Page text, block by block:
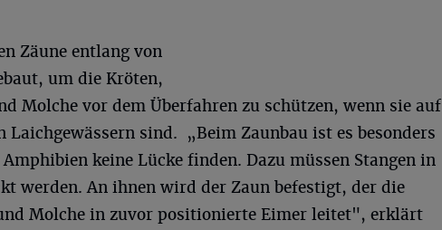
Zäune entlang von
um die Kröten,
Molche vor dem Überfahren zu schützen, wenn sie auf
Laichgewässern sind. „Beim Zaunbau ist es besonders
keine Lücke finden. Dazu müssen Stangen in
werden. An ihnen wird der Zaun befestigt, der die
Molche in zuvor positionierte Eimer leitet", erklärt